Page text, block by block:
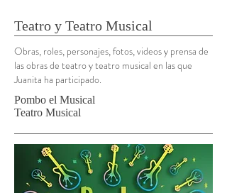
Teatro y Teatro Musical
Obras, roles, personajes, fotos, videos y prensa de
las obras de teatro y teatro musical en las que
Juanita ha participado.
Pombo el Musical
Teatro Musical